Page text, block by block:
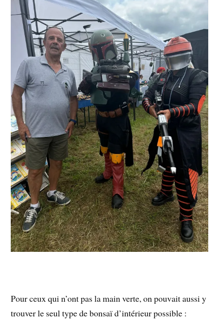
Pour ceux qui n’ont pas la main verte, on pouvait aussi y
trouver le seul type de bonsaï d’intérieur possible :